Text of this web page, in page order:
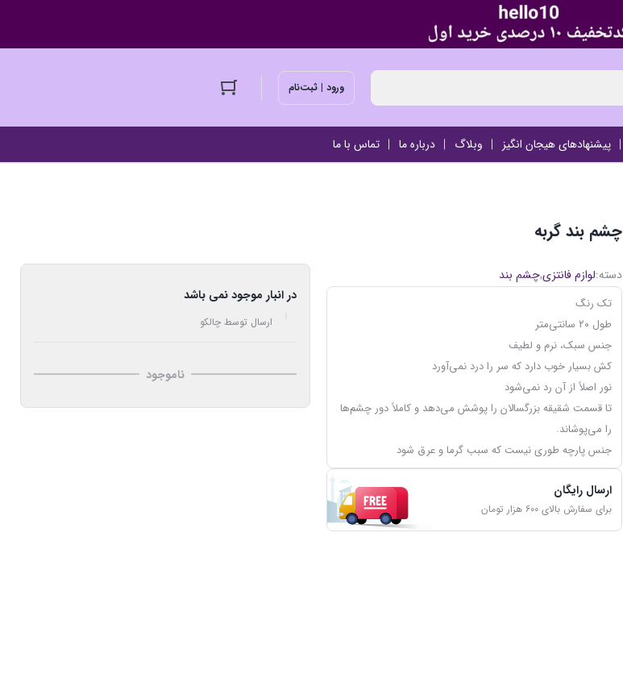
ورود | ثبت‌نام
پیشنهادهای هیجان انگیز وبلاگ درباره ما تماس با ما
چشم بند گربه
دسته:لوازم فانتزی,چشم بند
تک رنگ
طول ۲۰ سانتی‌متر
جنس سبک، نرم و لطیف
کش بسیار خوب دارد که سر را درد نمی‌آورد
نور اصلاً از آن رد نمی‌شود
تا قسمت شقیقه بزرگسالان را پوشش می‌دهد و کاملاً دور چشم‌ها
را می‌پوشاند.
جنس پارچه طوری نیست که سبب گرما و عرق شود
ارسال رایگان
برای سفارش بالای ۶۰۰ هزار تومان
در انبار موجود نمی باشد
ارسال توسط چالکو
ناموجود